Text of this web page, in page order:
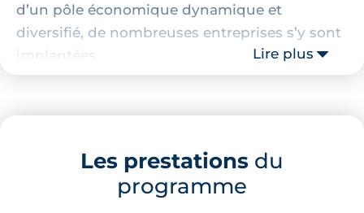
d’un pôle économique dynamique et
diversifié, de nombreuses entreprises s’y sont
implantées.
programme neuf aux Sables d’Olonne
construit et sera livré pour le début de l’année
2025. Tous les commerces utiles se trouveront
Lire plus
Les prestations du
programme